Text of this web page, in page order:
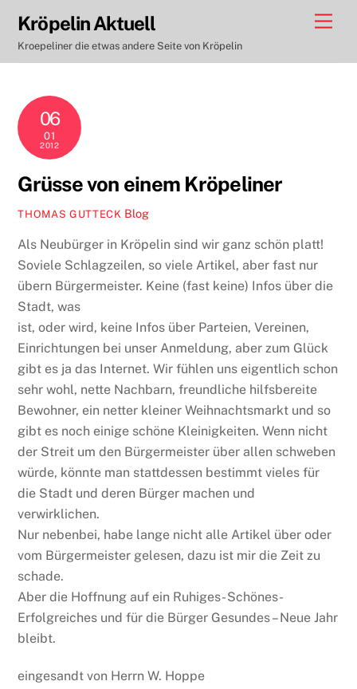
content
Kröpelin Aktuell
Kroepeliner die etwas andere Seite von Kröpelin
06
01
2012
Grüsse von einem Kröpeliner
THOMAS GUTTECK Blog
Als Neubürger in Kröpelin sind wir ganz schön platt!
Soviele Schlagzeilen, so viele Artikel, aber fast nur
übern Bürgermeister. Keine (fast keine) Infos über die
Stadt, was
ist, oder wird, keine Infos über Parteien, Vereinen,
Einrichtungen bei unser Anmeldung, aber zum Glück
gibt es ja das Internet. Wir fühlen uns eigentlich schon
sehr wohl, nette Nachbarn, freundliche hilfsbereite
Bewohner, ein netter kleiner Weihnachtsmarkt und so
gibt es noch einige schöne Kleinigkeiten. Wenn nicht
der Streit um den Bürgermeister über allen schweben
würde, könnte man stattdessen bestimmt vieles für
die Stadt und deren Bürger machen und
verwirklichen.
Nur nebenbei, habe lange nicht alle Artikel über oder
vom Bürgermeister gelesen, dazu ist mir die Zeit zu
schade.
Aber die Hoffnung auf ein Ruhiges- Schönes-
Erfolgreiches und für die Bürger Gesundes – Neue Jahr
bleibt.
eingesandt von Herrn W. Hoppe